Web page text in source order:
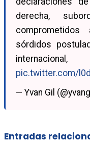
derecha,
sórdidos
pic.twitter.com/
— Yvan Gil
Entradas